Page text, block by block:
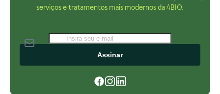
serviços e tratamentos mais modernos da 4BIO.
Assinar